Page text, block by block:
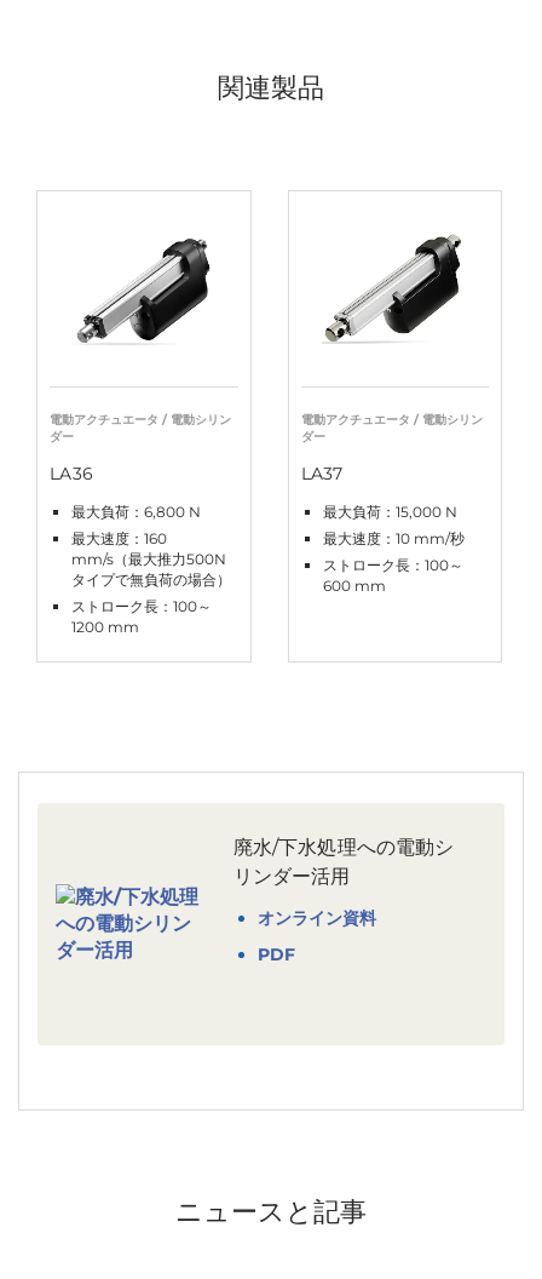
関連製品
電動アクチュエータ / 電動シリン
ダー
LA36
最大負荷：6,800 N
最大速度：160
mm/s（最大推力500N
タイプで無負荷の場合）
ストローク長：100～
1200 mm
電動アクチュエータ / 電動シリン
ダー
LA37
最大負荷：15,000 N
最大速度：10 mm/秒
ストローク長：100～
600 mm
廃水/下水処理への電動シ
リンダー活用
オンライン資料
PDF
ニュースと記事